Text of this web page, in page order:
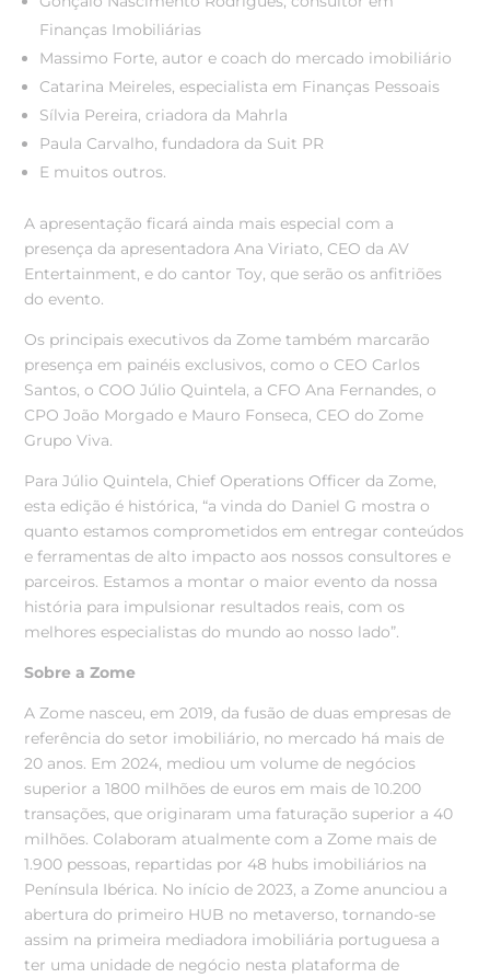
Finanças Imobiliárias
Massimo Forte, autor e coach do mercado imobiliário
Catarina Meireles, especialista em Finanças Pessoais
Sílvia Pereira, criadora da Mahrla
Paula Carvalho, fundadora da Suit PR
E muitos outros.
A apresentação ficará ainda mais especial com a
presença da apresentadora Ana Viriato, CEO da AV
Entertainment, e do cantor Toy, que serão os anfitriões
do evento.
Os principais executivos da Zome também marcarão
presença em painéis exclusivos, como o CEO Carlos
Santos, o COO Júlio Quintela, a CFO Ana Fernandes, o
CPO João Morgado e Mauro Fonseca, CEO do Zome
Grupo Viva.
Para Júlio Quintela, Chief Operations Officer da Zome,
esta edição é histórica, “a vinda do Daniel G mostra o
quanto estamos comprometidos em entregar conteúdos
e ferramentas de alto impacto aos nossos consultores e
parceiros. Estamos a montar o maior evento da nossa
história para impulsionar resultados reais, com os
melhores especialistas do mundo ao nosso lado”.
Sobre a Zome
A Zome nasceu, em 2019, da fusão de duas empresas de
referência do setor imobiliário, no mercado há mais de
20 anos. Em 2024, mediou um volume de negócios
superior a 1800 milhões de euros em mais de 10.200
transações, que originaram uma faturação superior a 40
milhões. Colaboram atualmente com a Zome mais de
1.900 pessoas, repartidas por 48 hubs imobiliários na
Península Ibérica. No início de 2023, a Zome anunciou a
abertura do primeiro HUB no metaverso, tornando-se
assim na primeira mediadora imobiliária portuguesa a
ter uma unidade de negócio nesta plataforma de